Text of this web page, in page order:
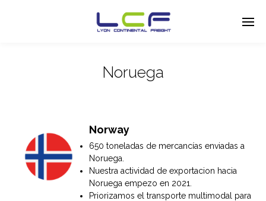
Enter tracking IDNoruega
Norway
650 toneladas de mercancías enviadas a
Noruega.
Nuestra actividad de exportacion hacia
Noruega empezo en 2021.
Priorizamos el transporte multimodal para